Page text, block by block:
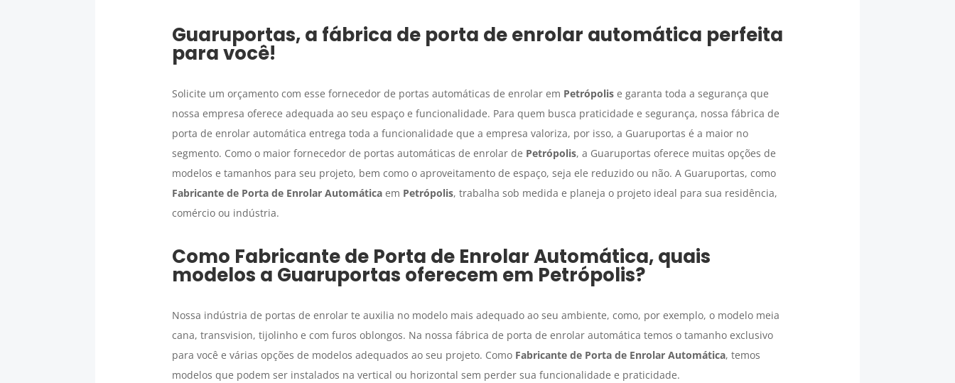
Guaruportas, a fábrica de porta de enrolar automática perfeita
para você!
Solicite um orçamento com esse fornecedor de portas automáticas de enrolar em Petrópolise garanta toda a segurança que
nossa empresa oferece adequada ao seu espaço e funcionalidade. Para quem busca praticidade e segurança, nossa fábrica de
porta de enrolar automática entrega toda a funcionalidade que a empresa valoriza, por isso, a Guaruportas é a maior no
segmento. Como o maior fornecedor de portas automáticas de enrolar de Petrópolis, a Guaruportas oferece muitas opções de
modelos e tamanhos para seu projeto, bem como o aproveitamento de espaço, seja ele reduzido ou não. A Guaruportas, como
Fabricante de Porta de Enrolar Automáticaem Petrópolis, trabalha sob medida e planeja o projeto ideal para sua residência,
comércio ou indústria.
Como Fabricante de Porta de Enrolar Automática, quais
modelos a Guaruportas oferecem em Petrópolis?
Nossa indústria de portas de enrolar te auxilia no modelo mais adequado ao seu ambiente, como, por exemplo, o modelo meia
cana, transvision, tijolinho e com furos oblongos. Na nossa fábrica de porta de enrolar automática temos o tamanho exclusivo
para você e várias opções de modelos adequados ao seu projeto. Como Fabricante de Porta de Enrolar Automática, temos
modelos que podem ser instalados na vertical ou horizontal sem perder sua funcionalidade e praticidade.